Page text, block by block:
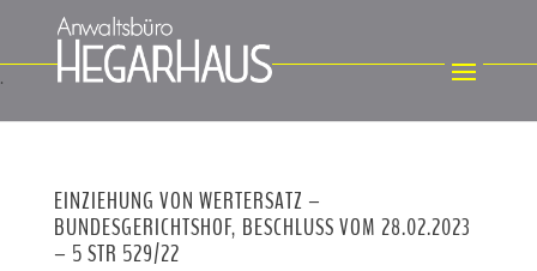
EINZIEHUNG VON WERTERSATZ –
BUNDESGERICHTSHOF, BESCHLUSS VOM 28.02.2023
– 5 STR 529/22